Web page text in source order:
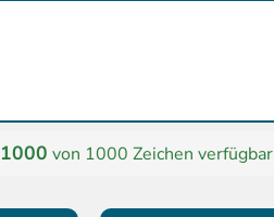
1000 von 1000 Zeichen verfügbar